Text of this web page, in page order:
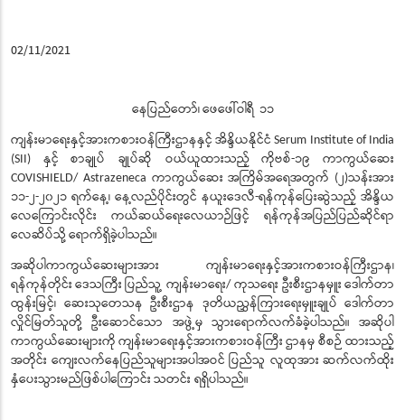
02/11/2021
နေပြည်တော်၊ဖေဖေါ်ဝါရီ ၁၁
ကျန်းမာရေးနှင့်အားကစားဝန်ကြီးဌာနနှင့်အိန္ဒိယနိုင်ငံ Serum Institute of India
(SII) နှင့် စာချုပ် ချုပ်ဆို ဝယ်ယူထားသည့် ကိုဗစ်-၁၉ ကာကွယ်ဆေး
COVISHIELD/ Astrazeneca ကာကွယ်ဆေး အကြိမ်အရေအတွက် ( ၂)သန်းအား
၁၁- ၂- ၂၀၂၁ ရက်နေ့၊ နေ့လည်ပိုင်းတွင် နယူးဒေလီ-ရန်ကုန်ပြေးဆွဲသည့် အိန္ဒိယ
လေကြောင်းလိုင်း
ကယ်ဆယ်ရေးလေယာဉ်ဖြင့်
ရန်ကုန်အပြည်ပြည်ဆိုင်ရာ
လေဆိပ်သို့ရောက်ရှိခဲ့ပါသည်။
အဆိုပါကာကွယ်ဆေးများအား
ကျန်းမာရေးနှင့်အားကစားဝန်ကြီးဌာန၊
ရန်ကုန်တိုင်းဒေသကြီးပြည်သူ့ ကျန်းမာရေး/ကုသရေး ဦးစီးဌာနမှူးဒေါက်တာ
ထွန်းမြင့်၊ ဆေးသုတေသန ဦးစီးဌာန ဒုတိယညွှန်ကြားရေးမှူးချုပ် ဒေါက်တာ
လှိုင်မြတ်သူတို့ ဦးဆောင်သော အဖွဲ့မှ သွားရောက်လက်ခံခဲ့ပါသည်။ အဆိုပါ
ကာကွယ်ဆေးများကိုကျန်းမာရေးနှင့်အားကစားဝန်ကြီးဌာနမှစီစဉ် ထားသည့်
အတိုင်း ကျေးလက်နေပြည်သူများအပါအဝင် ပြည်သူ လူထုအား ဆက်လက်ထိုး
နှံပေးသွားမည်ဖြစ်ပါကြောင်းသတင်း ရရှိပါသည်။